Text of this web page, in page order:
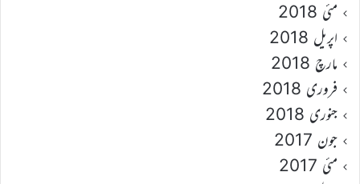
مئی 2018
اپریل 2018
مارچ 2018
فروری 2018
جنوری 2018
جون 2017
مئی 2017